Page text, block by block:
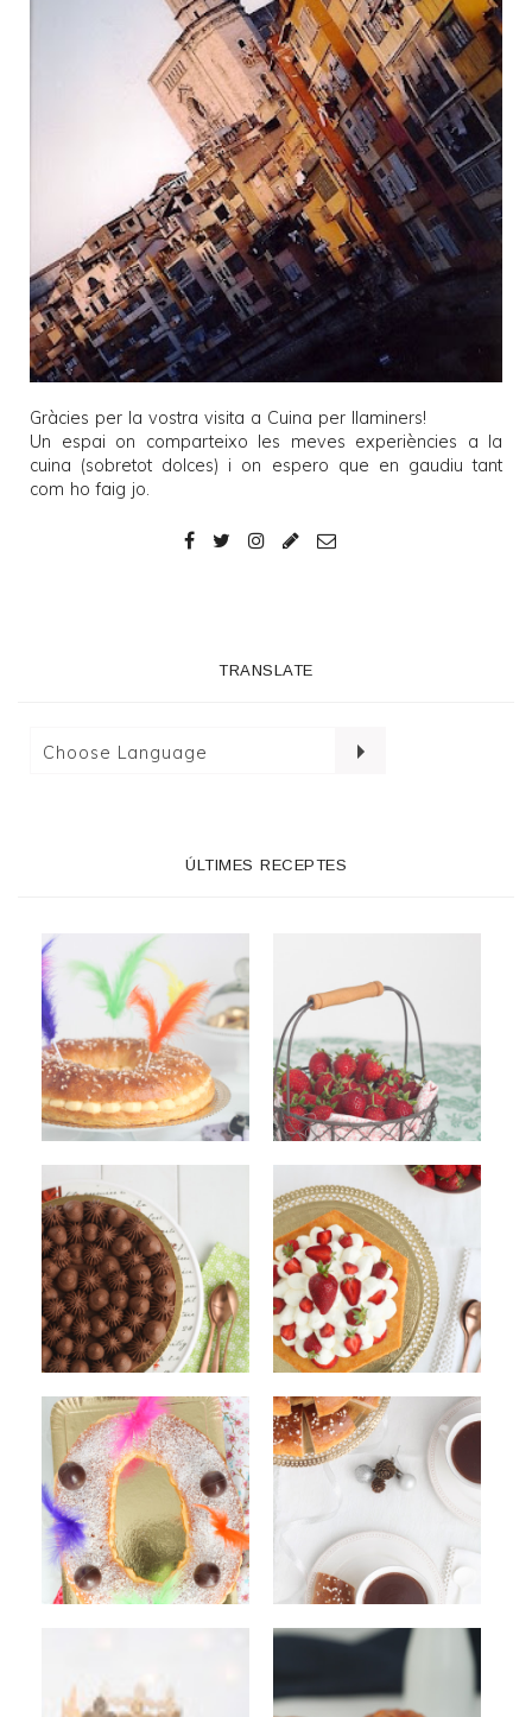
Gràcies per la vostra visita a Cuina per llaminers!
Un espai on comparteixo les meves experiències a la
cuina (sobretot dolces) i on espero que en gaudiu tant
com ho faig jo.
TRANSLATE
ÚLTIMES RECEPTES